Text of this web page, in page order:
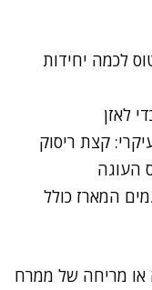
לכמה יחידות
לאזן
קצת ריסוק
העוגה
המארז כולל
או מריחה של ממרח